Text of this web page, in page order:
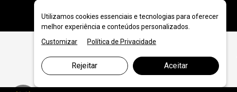
Utilizamos cookies essenciais e tecnologias para oferecer
melhor experiência e conteúdos personalizados.
Customizar
Política de Privacidade
Rejeitar Aceitar